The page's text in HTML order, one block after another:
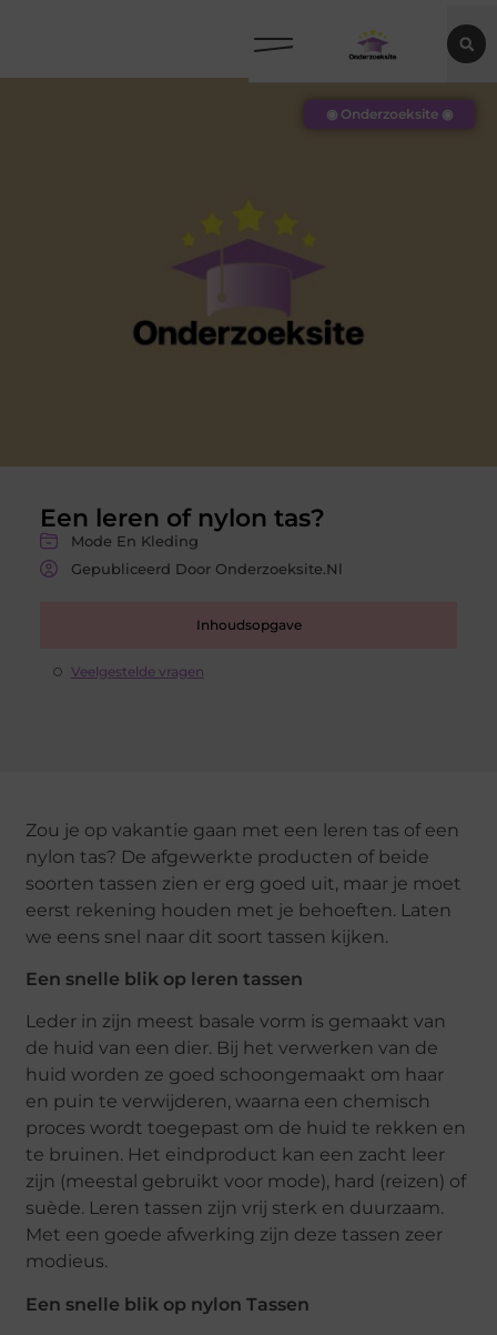
Een leren of nylon tas?
Mode En Kleding
Gepubliceerd Door Onderzoeksite.nl
Inhoudsopgave
Veelgestelde vragen
◉ Onderzoeksite ◉
Zou je op vakantie gaan met een leren tas of een
nylon tas? De afgewerkte producten of beide
soorten tassen zien er erg goed uit, maar je moet
eerst rekening houden met je behoeften. Laten
we eens snel naar dit soort tassen kijken.
Een snelle blik op leren tassen
Leder in zijn meest basale vorm is gemaakt van
de huid van een dier. Bij het verwerken van de
huid worden ze goed schoongemaakt om haar
en puin te verwijderen, waarna een chemisch
proces wordt toegepast om de huid te rekken en
te bruinen. Het eindproduct kan een zacht leer
zijn (meestal gebruikt voor mode), hard (reizen) of
suède. Leren tassen zijn vrij sterk en duurzaam.
Met een goede afwerking zijn deze tassen zeer
modieus.
Een snelle blik op nylon Tassen